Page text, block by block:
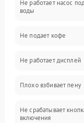
Проблемы с водой
Проблемы с
Управление и
Программное
Не работает насос
воды
Не подает кофе
Не работает дисплей
Плохо взбивает пену
Не срабатывает
включения